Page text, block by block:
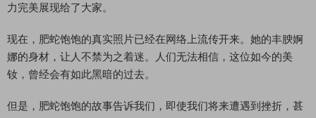
力完美展现给了大家。
现在，肥蛇饱饱的真实照片已经在网络上流传开来。她的丰腴婀
娜的身材，让人不禁为之着迷。人们无法相信，这位如今的美
钕，曾经会有如此黑暗的过去。
但是，肥蛇饱饱的故事告诉我们，即使我们将来遭遇到挫折，甚